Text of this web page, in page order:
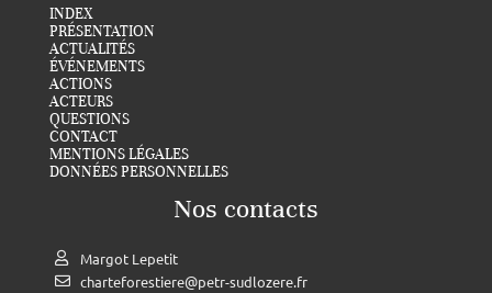
INDEX
PRÉSENTATION
ACTUALITÉS
ÉVÉNEMENTS
ACTIONS
ACTEURS
QUESTIONS
CONTACT
MENTIONS LÉGALES
DONNÉES PERSONNELLES
Nos contacts
Margot Lepetit
charteforestiere@petr-sudlozere.fr